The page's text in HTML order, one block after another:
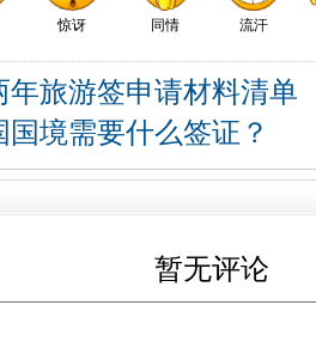
惊讶 同情 流汗
年旅游签申请材料清单
国境需要什么签证？
暂无评论